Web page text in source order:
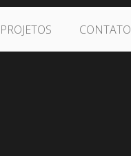
PROJETOS CONTATO